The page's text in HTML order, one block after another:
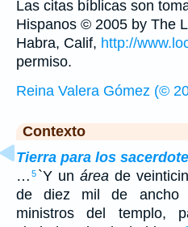
Las citas bíblicas son
Hispanos © 2005 by The
Habra, Calif, http://
permiso.
Reina Valera Gómez (©
Contexto
Tierra para los
… 5 `Y un área de
de diez mil de ancho
ministros del templo,